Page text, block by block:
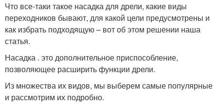
Что все-таки такое насадка для дрели, какие виды
переходников бывают, для какой цели предусмотрены и
как избрать подходящую – вот об этом решении наша
статья.
Насадка . это дополнительное приспособление,
позволяющее расширить функции дрели.
Из множества их видов, мы выберем самые популярные
и рассмотрим их подробно.